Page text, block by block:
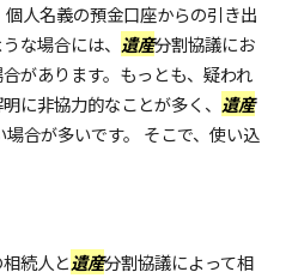
人名義の預金口座からの引き出
な場合には、 遺産分割協議にお
があります。もっとも、疑われ
に非協力的なことが多く、 遺産
合が多いです。 そこで、使い込
続人と遺産分割協議によって相